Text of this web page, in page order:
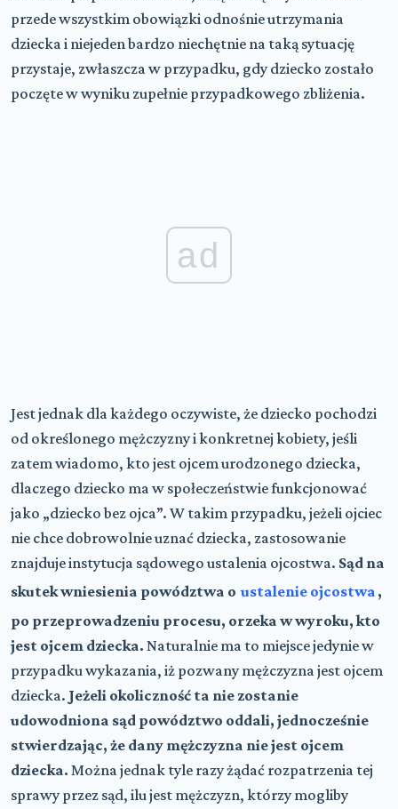
przede wszystkim obowiązki odnośnie utrzymania
dziecka i niejeden bardzo niechętnie na taką sytuację
przystaje, zwłaszcza w przypadku, gdy dziecko zostało
poczęte w wyniku zupełnie przypadkowego zbliżenia.
ad
Jest jednak dla każdego oczywiste, że dziecko pochodzi
od określonego mężczyzny i konkretnej kobiety, jeśli
zatem wiadomo, kto jest ojcem urodzonego dziecka,
dlaczego dziecko ma w społeczeństwie funkcjonować
jako „dziecko bez ojca”. W takim przypadku, jeżeli ojciec
nie chce dobrowolnie uznać dziecka, zastosowanie
znajduje instytucja sądowego ustalenia ojcostwa. Sąd na
skutek wniesienia powództwa o ustalenie ojcostwa ,
po przeprowadzeniu procesu, orzeka w wyroku, kto
jest ojcem dziecka. Naturalnie ma to miejsce jedynie w
przypadku wykazania, iż pozwany mężczyzna jest ojcem
dziecka. Jeżeli okoliczność ta nie zostanie
udowodniona sąd powództwo oddali, jednocześnie
stwierdzając, że dany mężczyzna nie jest ojcem
dziecka. Można jednak tyle razy żądać rozpatrzenia tej
sprawy przez sąd, ilu jest mężczyzn, którzy mogliby